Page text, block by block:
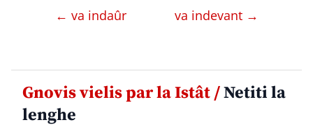
← va indaûr va indevant →
Gnovis vielis par la Istât /Netiti la
lenghe